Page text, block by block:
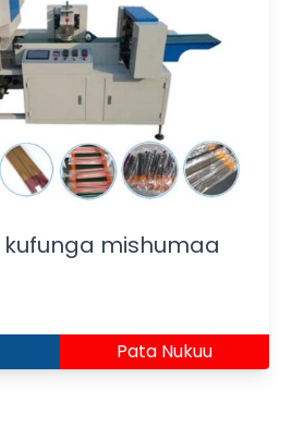
kufunga mishumaa
Pata Nukuu